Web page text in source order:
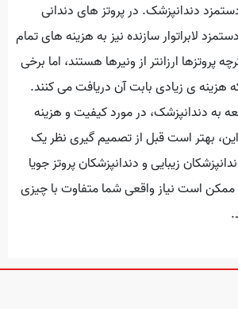
دندانپزشک. در پروتز های دندانی
لابراتوار سازنده نیز به هزینه های تمام
پروتزها ارزانتر از ونیرها هستند، اما برخی
هزینه ی زیادی بابت آن دریافت می کنند.
به دندانپزشک، در مورد کیفیت و هزینه
بهتر است قبل از تصمیم گیری نظر یک
زیبایی و دندانپزشکان پروتز جویا
ممکن است نیاز واقعی شما متفاوت با چیزی